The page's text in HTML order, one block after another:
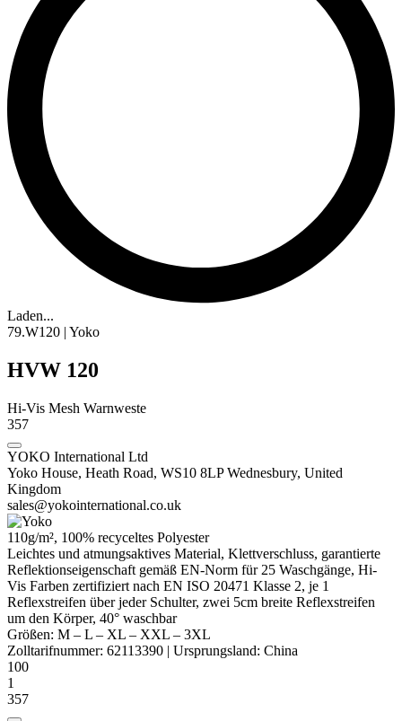
Laden...
79.W120 | Yoko
HVW 120
Hi-Vis Mesh Warnweste
357
YOKO International Ltd
Yoko House, Heath Road, WS10 8LP Wednesbury, United
Kingdom
sales@yokointernational.co.uk
110g/m², 100% recyceltes Polyester
Leichtes und atmungsaktives Material, Klettverschluss, garantierte
Reflektionseigenschaft gemäß EN-Norm für 25 Waschgänge, Hi-
Vis Farben zertifiziert nach EN ISO 20471 Klasse 2, je 1
Reflexstreifen über jeder Schulter, zwei 5cm breite Reflexstreifen
um den Körper, 40° waschbar
Größen: M – L – XL – XXL – 3XL
Zolltarifnummer: 62113390 | Ursprungsland: China
100
1
357